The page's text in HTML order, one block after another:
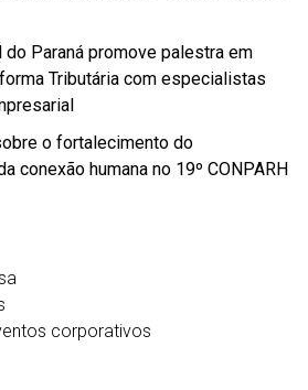
Paraná promove palestra em
Tributária com especialistas
o fortalecimento do
conexão humana no 19º CONPARH
corporativos